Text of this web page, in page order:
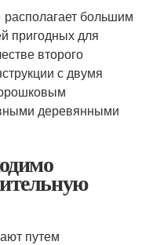
большим
пригодных для
второго
с двумя
деревянными
путем